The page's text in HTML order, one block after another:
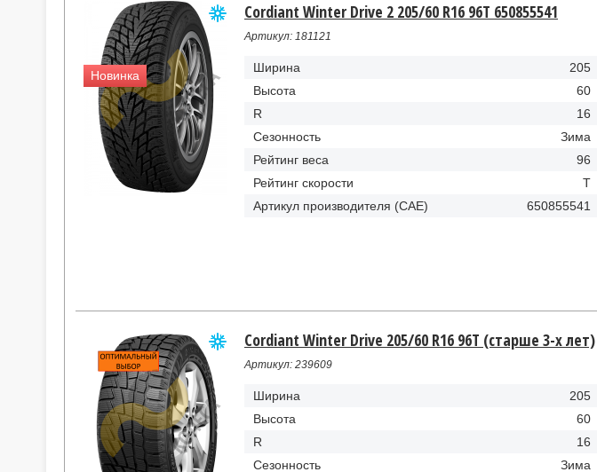
Новинка
Cordiant Winter Drive 2 205/60 R16 96T 650855541
Артикул: 181121
Ширина
205
Высота
60
R
16
Сезонность
Зима
Рейтинг веса
96
Рейтинг скорости
T
Артикул производителя (CAE)
650855541
Cordiant Winter Drive 205/60 R16 96T (старше 3-х лет)
Артикул: 239609
Ширина
205
Высота
60
R
16
Сезонность
Зима